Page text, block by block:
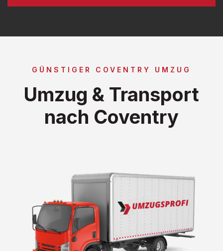
GÜNSTIGER COVENTRY UMZUG
Umzug & Transport
nach Coventry